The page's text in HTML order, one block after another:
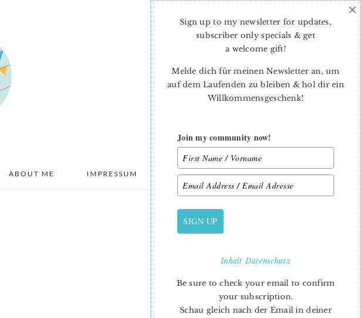
ABOUT ME IMPRESSUM DATENSCHUTZ
PRIMARY
SIDEBAR
Sign up to my newsletter for updates,
subscriber only specials & get
a welcome gift!
Melde dich für meinen Newsletter an, um
auf dem Laufenden zu bleiben & hol dir ein
Willkommensgeschenk!
Join my community now!
SIGN UP
InhaltDatenschutz
Be sure to check your email to confirm
your subscription.
Schau gleich nach der Email in deiner
×